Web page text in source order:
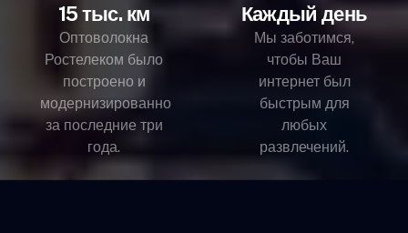
15 тыс. км
Оптоволокна
Ростелеком было
построено и
модернизированно
за последние три
года.
Каждый день
Мы заботимся,
чтобы Ваш
интернет был
быстрым для
любых
развлечений.